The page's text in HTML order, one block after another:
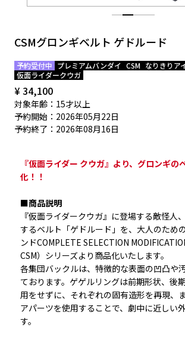
CSMグロンギベルト ゲドルード
予約受付中 プレミアムバンダイ CSM なりきりア
仮面ライダークウガ
¥ 34,100
対象年齢：15才以上
予約開始：2026年05月22日
予約終了：2026年08月16日
『仮面ライダー クウガ』より、グロンギの
化！！
■商品説明
『仮面ライダークウガ』に登場する敵怪人
するベルト「ゲドルード」を、大人のため
ンドCOMPLETE SELECTION
CSM）シリーズより商品化いたします。
各集団バックルは、特徴的な表面の凹凸や
ております。ゲゲルリングは前期形状、後
用をせずに、それぞれの固有造形を再現、
アパーツを使用することで、劇中に近しい
す。